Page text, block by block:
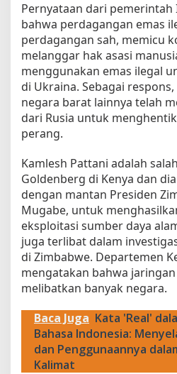
p
e
r
d
a
g
a
n
e
m
a
s
i
l
e
g
a
.
Pernyataan dari
bahwa perdagangan emas
perdagangan sah, memicu
melanggar hak asasi
menggunakan emas ilegal
di Ukraina. Sebagai
negara barat lainnya telah
dari Rusia untuk
perang.
Kamlesh Pattani adalah
Goldenberg di Kenya dan
dengan mantan Presiden
Mugabe, untuk
eksploitasi sumber daya
juga terlibat dalam
di Zimbabwe. Departemen
mengatakan bahwa
melibatkan banyak negara.
Baca Juga Kata 'Real'
Bahasa Indonesia:
dan Penggunaannya
Kalimat